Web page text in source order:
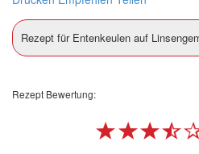
Rezept für Entenkeulen auf
Rezept Bewertung: